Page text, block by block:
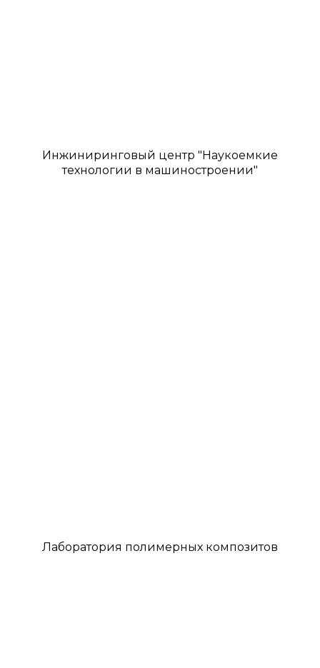
Инжиниринговый центр "Наукоемкие
технологии в машиностроении"
Лаборатория полимерных композитов